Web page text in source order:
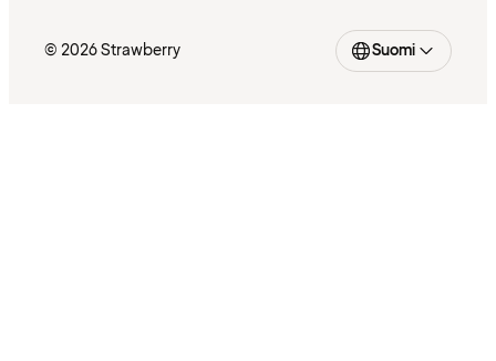
© 2026 Strawberry Suomi